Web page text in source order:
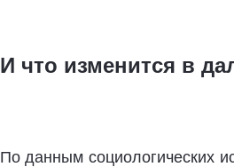
И что изменится в
По данным социологических